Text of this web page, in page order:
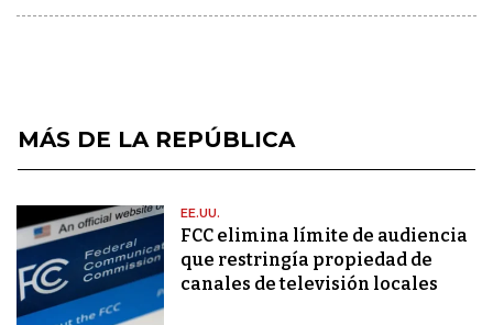
MÁS DE LA REPÚBLICA
EE.UU.
FCC elimina límite de audiencia
que restringía propiedad de
canales de televisión locales